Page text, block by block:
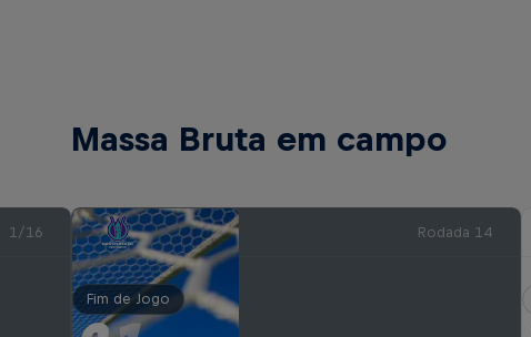
Massa Bruta em campo
1/16 Rodada 14
Fim de Jogo